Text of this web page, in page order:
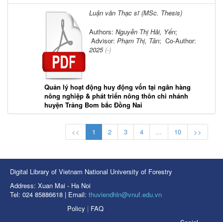
Luận văn Thạc sĩ (MSc. Thesis)
Quản lý hoạt động huy động vốn tại ngân hàng
nông nghiệp & phát triển nông thôn chi nhánh
huyện Trảng Bom bắc Đồng Nai
Authors: Nguyễn Thị Hải, Yến;
Advisor: Phạm Thị, Tân; Co-Author:
2025(-)
<< 1 2 3 4 ... 10 >>
Digital Library of Vietnam National University of Forestry
Address: Xuan Mai - Ha Noi
Tel: 024 85886618 | Email: thuviendhln@vnuf.edu.vn
Policy | FAQ